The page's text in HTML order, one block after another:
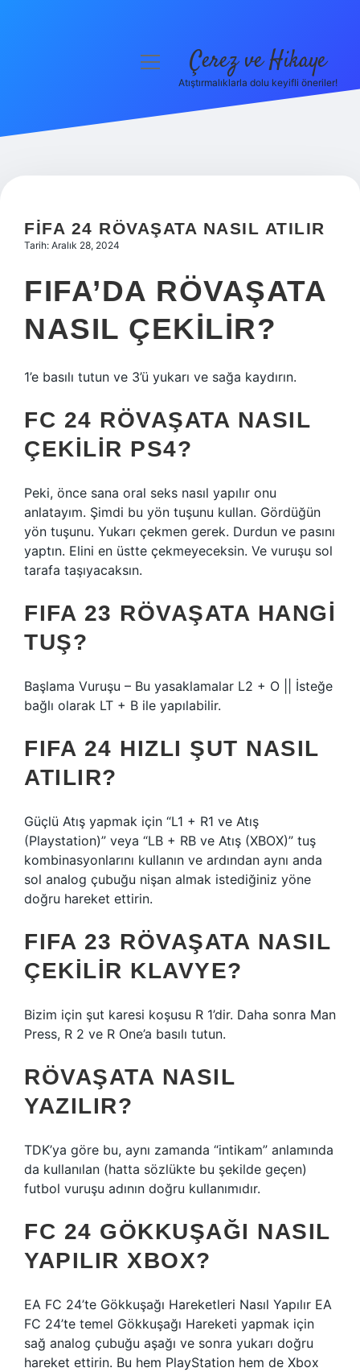
Hakkımızda
menüyü Çerez ve Hikaye
Atıştırmalıklarla dolu keyifli öneriler!
FIFA 24 RÖVAŞATA NASIL ATILIR
Tarih: Aralık 28, 2024
FIFA’DA RÖVAŞATA
NASIL ÇEKILIR?
1’e basılı tutun ve 3’ü yukarı ve sağa kaydırın.
FC 24 RÖVAŞATA NASIL
ÇEKILIR PS4?
Peki, önce sana oral seks nasıl yapılır onu
anlatayım. Şimdi bu yön tuşunu kullan. Gördüğün
yön tuşunu. Yukarı çekmen gerek. Durdun ve pasını
yaptın. Elini en üstte çekmeyeceksin. Ve vuruşu sol
tarafa taşıyacaksın.
FIFA 23 RÖVAŞATA HANGI
TUŞ?
Başlama Vuruşu – Bu yasaklamalar L2 + O || İsteğe
bağlı olarak LT + B ile yapılabilir.
FIFA 24 HIZLI ŞUT NASIL
ATILIR?
Güçlü Atış yapmak için “L1 + R1 ve Atış
(Playstation)” veya “LB + RB ve Atış (XBOX)” tuş
kombinasyonlarını kullanın ve ardından aynı anda
sol analog çubuğu nişan almak istediğiniz yöne
doğru hareket ettirin.
FIFA 23 RÖVAŞATA NASIL
ÇEKILIR KLAVYE?
Bizim için şut karesi koşusu R 1’dir. Daha sonra Man
Press, R 2 ve R One’a basılı tutun.
RÖVAŞATA NASIL
YAZILIR?
TDK’ya göre bu, aynı zamanda “intikam” anlamında
da kullanılan (hatta sözlükte bu şekilde geçen)
futbol vuruşu adının doğru kullanımıdır.
FC 24 GÖKKUŞAĞI NASIL
YAPILIR XBOX?
EA FC 24’te Gökkuşağı Hareketleri Nasıl Yapılır EA
FC 24’te temel Gökkuşağı Hareketi yapmak için
sağ analog çubuğu aşağı ve sonra yukarı doğru
hareket ettirin. Bu hem PlayStation hem de Xbox